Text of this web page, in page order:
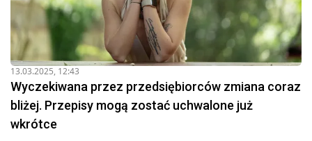
13.03.2025, 12:43
Wyczekiwana przez przedsiębiorców zmiana coraz
bliżej. Przepisy mogą zostać uchwalone już
wkrótce